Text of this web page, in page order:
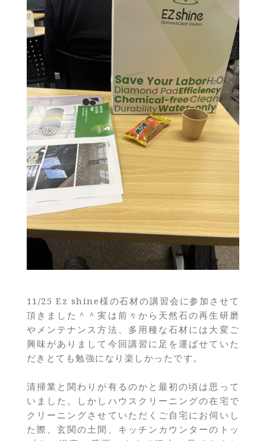
11/25 Ez shine様の石材の講習会に参加させて
頂きました＾＾実は前々から天然石の再生研磨
やメンテナンス方法、多用種な石材には大変ご
興味がありまして今回講習に足を運ばせていた
だきとても勉強になり楽しかったです。
清掃業と関わりが有るのかと最初の頃は思って
いました。しかしハウスクリーニングの在宅で
クリーニングさせていただくご自宅にお伺いし
た際、玄関の土間、キッチンカウンターのトッ